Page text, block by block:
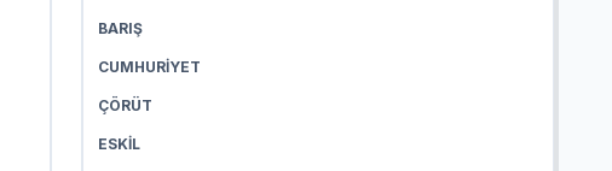
BARIŞ
CUMHURIYET
ÇÖRÜT
ESKIL